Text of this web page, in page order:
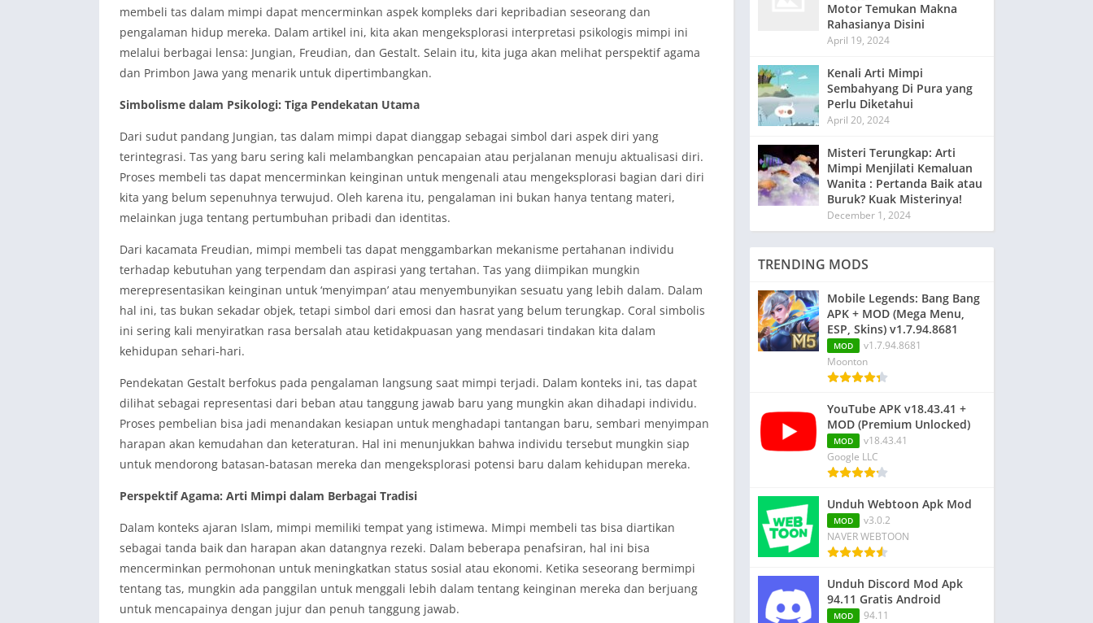
membeli tas dalam mimpi dapat mencerminkan aspek kompleks dari kepribadian seseorang dan
pengalaman hidup mereka. Dalam artikel ini, kita akan mengeksplorasi interpretasi psikologis mimpi ini
melalui berbagai lensa: Jungian, Freudian, dan Gestalt. Selain itu, kita juga akan melihat perspektif agama
dan Primbon Jawa yang menarik untuk dipertimbangkan.
Simbolisme dalam Psikologi: Tiga Pendekatan Utama
Dari sudut pandang Jungian, tas dalam mimpi dapat dianggap sebagai simbol dari aspek diri yang
terintegrasi. Tas yang baru sering kali melambangkan pencapaian atau perjalanan menuju aktualisasi diri.
Proses membeli tas dapat mencerminkan keinginan untuk mengenali atau mengeksplorasi bagian dari diri
kita yang belum sepenuhnya terwujud. Oleh karena itu, pengalaman ini bukan hanya tentang materi,
melainkan juga tentang pertumbuhan pribadi dan identitas.
Dari kacamata Freudian, mimpi membeli tas dapat menggambarkan mekanisme pertahanan individu
terhadap kebutuhan yang terpendam dan aspirasi yang tertahan. Tas yang diimpikan mungkin
merepresentasikan keinginan untuk ‘menyimpan’ atau menyembunyikan sesuatu yang lebih dalam. Dalam
hal ini, tas bukan sekadar objek, tetapi simbol dari emosi dan hasrat yang belum terungkap. Coral simbolis
ini sering kali menyiratkan rasa bersalah atau ketidakpuasan yang mendasari tindakan kita dalam
kehidupan sehari-hari.
Pendekatan Gestalt berfokus pada pengalaman langsung saat mimpi terjadi. Dalam konteks ini, tas dapat
dilihat sebagai representasi dari beban atau tanggung jawab baru yang mungkin akan dihadapi individu.
Proses pembelian bisa jadi menandakan kesiapan untuk menghadapi tantangan baru, sembari menyimpan
harapan akan kemudahan dan keteraturan. Hal ini menunjukkan bahwa individu tersebut mungkin siap
untuk mendorong batasan-batasan mereka dan mengeksplorasi potensi baru dalam kehidupan mereka.
Perspektif Agama: Arti Mimpi dalam Berbagai Tradisi
Dalam konteks ajaran Islam, mimpi memiliki tempat yang istimewa. Mimpi membeli tas bisa diartikan
sebagai tanda baik dan harapan akan datangnya rezeki. Dalam beberapa penafsiran, hal ini bisa
mencerminkan permohonan untuk meningkatkan status sosial atau ekonomi. Ketika seseorang bermimpi
tentang tas, mungkin ada panggilan untuk menggali lebih dalam tentang keinginan mereka dan berjuang
untuk mencapainya dengan jujur dan penuh tanggung jawab.
Motor Temukan Makna
Rahasianya Disini
April 19, 2024
Kenali Arti Mimpi
Sembahyang Di Pura yang
Perlu Diketahui
April 20, 2024
Misteri Terungkap: Arti
Mimpi Menjilati Kemaluan
Wanita : Pertanda Baik atau
Buruk? Kuak Misterinya!
December 1, 2024
TRENDING MODS
Mobile Legends: Bang Bang
APK + MOD (Mega Menu,
ESP, Skins) v1.7.94.8681
MOD
v1.7.94.8681
Moonton
YouTube APK v18.43.41 +
MOD (Premium Unlocked)
MOD
v18.43.41
Google LLC
Unduh Webtoon Apk Mod
MOD
v3.0.2
NAVER WEBTOON
Unduh Discord Mod Apk
94.11 Gratis Android
MOD
94.11